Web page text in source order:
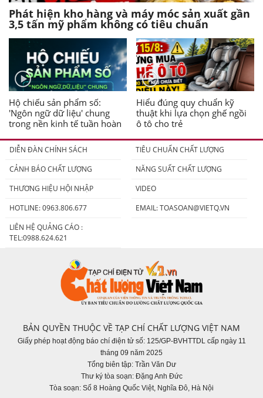
Phát hiện kho hàng và máy móc sản xuất gần
3,5 tấn mỹ phẩm không có tiêu chuẩn
Hộ chiếu sản phẩm số:
'Ngôn ngữ dữ liệu' chung
trong nền kinh tế tuần hoàn
Hiểu đúng quy chuẩn kỹ
thuật khi lựa chọn ghế ngồi
ô tô cho trẻ
DIỄN ĐÀN CHÍNH SÁCH
TIÊU CHUẨN CHẤT LƯỢNG
CẢNH BÁO CHẤT LƯỢNG
NĂNG SUẤT CHẤT LƯỢNG
THƯƠNG HIỆU HỘI NHẬP
VIDEO
HOTLINE: 0963.806.677
EMAIL:TOASOAN@VIETQ.VN
LIÊN HỆ QUẢNG CÁO :
TEL:0988.624.621
BẢN QUYỀN THUỘC VỀ TẠP CHÍ CHẤT LƯỢNG VIỆT NAM
Giấy phép hoạt động báo chí điện tử số: 125/GP-BVHTTDL cấp ngày 11
tháng 09 năm 2025
Tổng biên tập: Trần Văn Dư
Thư ký tòa soạn: Đặng Anh Đức
Tòa soạn: Số 8 Hoàng Quốc Việt, Nghĩa Đô, Hà Nội